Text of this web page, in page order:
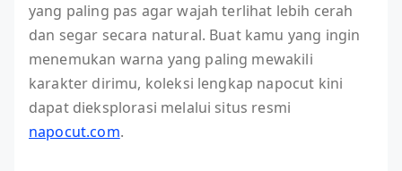
yang paling pas agar wajah terlihat lebih cerah
dan segar secara natural. Buat kamu yang ingin
menemukan warna yang paling mewakili
karakter dirimu, koleksi lengkap napocut kini
dapat dieksplorasi melalui situs resmi
napocut.com.